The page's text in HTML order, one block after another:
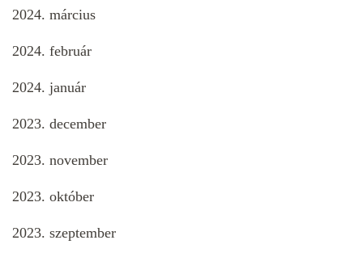
2024. március
2024. február
2024. január
2023. december
2023. november
2023. október
2023. szeptember